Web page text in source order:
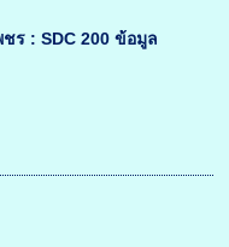
ร : SDC 200 ข้อมูล